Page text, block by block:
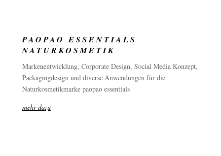
PAOPAO ESSENTIALS
NATURKOSMETIK
Markenentwicklung, Corporate Design, Social Media Konzept,
Packagingdesign und diverse Anwendungen für die
Naturkosmetikmarke paopao essentials
mehr dazu